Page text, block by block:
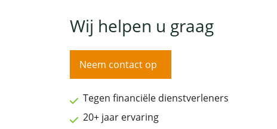
Wij helpen u graag
Neem contact op
Tegen financiële dienstverleners
20+ jaar ervaring